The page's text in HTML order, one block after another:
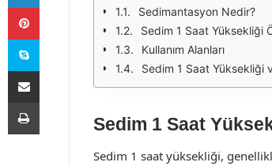
Sedimantasyon Nedir?
Sedim 1 Saat Yüksekliği
Kullanım Alanları
Sedim 1 Saat Yüksekliği
Sedim 1 Saat
Sedim 1 saat yüksekliği,
Pinterest
Skype
E-Posta ile paylaş